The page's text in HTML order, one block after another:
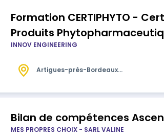
Formation CERTIPHYTO -
Produits
Renouvellement
INNOV ENGINEERING
Artigues-près-Bordeaux
Bilan de compétences
MES PROPRES CHOIX - SARL VALINE